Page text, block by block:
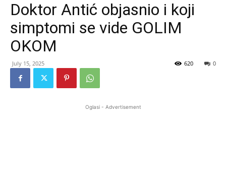
Doktor Antić objasnio i koji
simptomi se vide GOLIM
OKOM
July 15, 2025 0
620
Oglasi - Advertisement